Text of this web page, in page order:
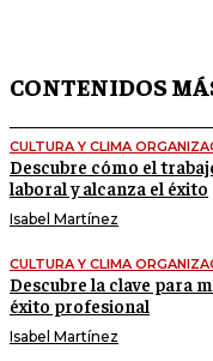
CONTENIDOS
CULTURA Y CLIMA
Descubre cómo el
laboral y alcanza el éxito
Isabel Martínez
CULTURA Y CLIMA
Descubre la clave para
éxito profesional
Isabel Martínez